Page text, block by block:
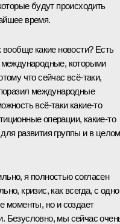
будут происходить
время.
какие новости? Есть
международные, которыми
что сейчас всё‑таки,
международные
всё‑таки какие‑то
операции, какие‑то
развития группы и в целом
я полностью согласен
кризис, как всегда, с
моменты, но и создает
Безусловно, мы сейчас